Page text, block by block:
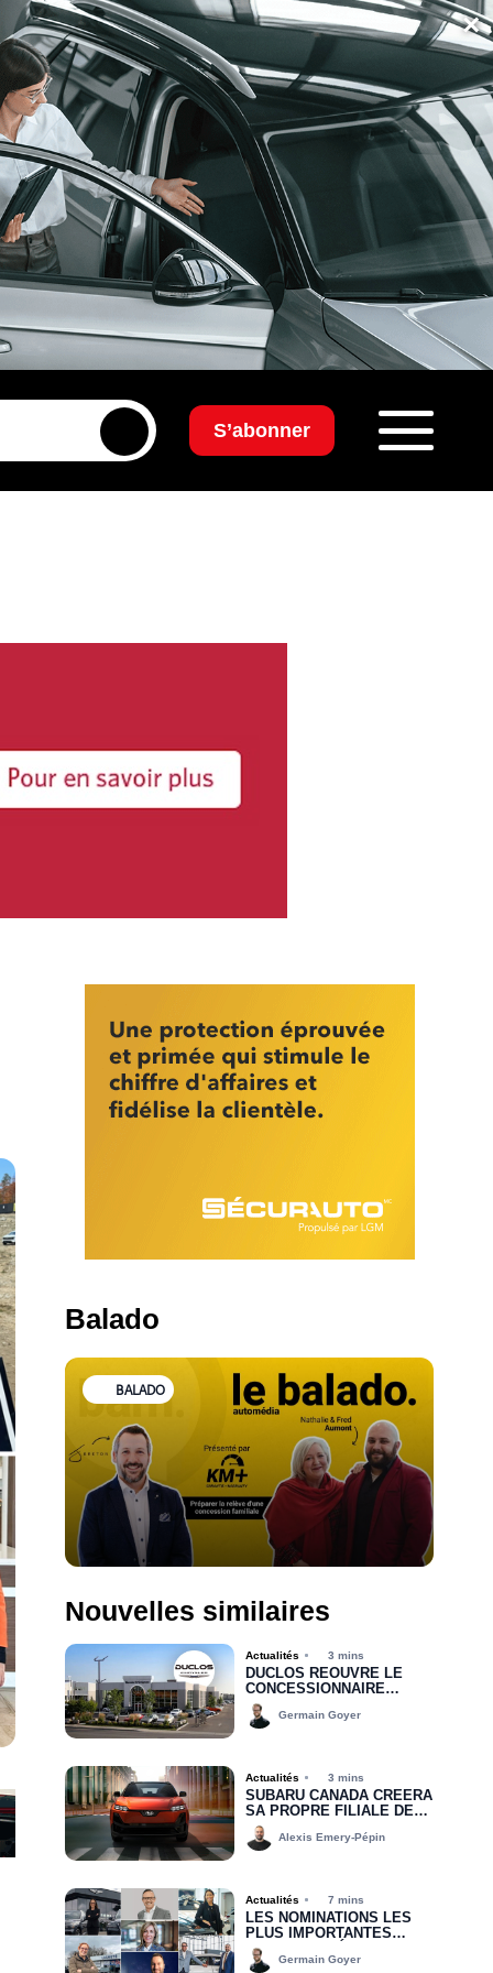
×
S’abonner
Balado
BALADO
Nouvelles similaires
Actualités 3 mins
DUCLOS RÉOUVRE LE
CONCESSIONNAIRE
CHRYSLER DODGE JEEP
RAM DE DRUMMONDVILLE
Germain Goyer
Actualités 3 mins
SUBARU CANADA CRÉERA
SA PROPRE FILIALE DE
FINANCEMENT D’ICI 2030
Alexis Emery-Pépin
Actualités 7 mins
LES NOMINATIONS LES
PLUS IMPORTANTES
DEPUIS LE DÉBUT DE
2026
Germain Goyer